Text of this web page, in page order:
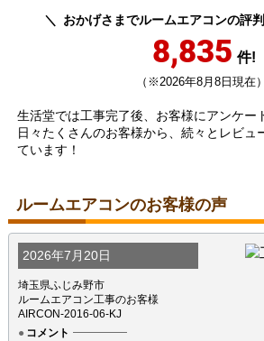
おかげさまでルームエアコンの評
8,835 件!
（※2026年8月8日現在）
生活堂では工事完了後、お客様にアンケー
日々たくさんのお客様から、続々とレビュ
ています！
ルームエアコンのお客様の声
2026年7月20日
埼玉県ふじみ野市
ルームエアコン工事のお客様
AIRCON-2016-06-KJ
コメント